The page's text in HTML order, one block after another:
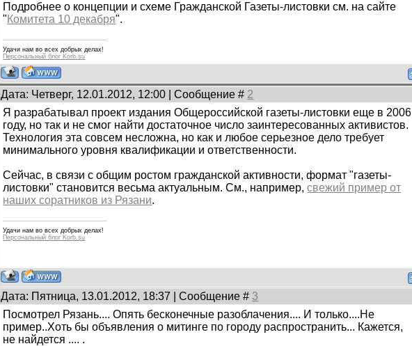
Подробнее о концепции и схеме Гражданской Газеты-листовки см. на сайте
" Комитета 10 декабря".
Удачи нам во всех добрых делах!
Персональный блог Korb.su
Дата: Четверг, 12.01.2012, 12:00 | Сообщение # 2
Я разрабатывал проект издания Общероссийской газеты-листовки еще в 2006
году, но так и не смог найти достаточное число заинтересованных активистов.
Технология эта совсем несложна, но как и любое серьезное дело требует
минимального уровня квалификации и ответственности.
Сейчас, в связи с общим ростом гражданской активности, формат "газеты-
листовки" становится весьма актуальным. См., например,свежий пример от
наших соратников из Рязани.
Удачи нам во всех добрых делах!
Персональный блог Korb.su
Дата: Пятница, 13.01.2012, 18:37 | Сообщение # 3
Посмотрел Рязань.... Опять бесконечные разоблачения.... И только....Не
пример..Хоть бы объявления о митинге по городу распространить... Кажется,
не найдется .... .